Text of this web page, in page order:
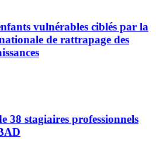
vulnérables ciblés par la
de rattrapage des
38 stagiaires professionnels